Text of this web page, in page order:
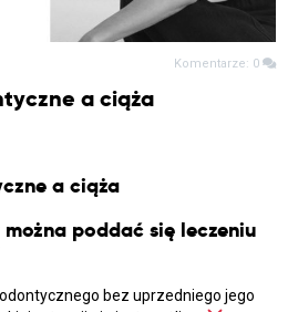
Komentarze: 0
a ciąża
a ciąża
poddać się leczeniu
bez uprzedniego jego